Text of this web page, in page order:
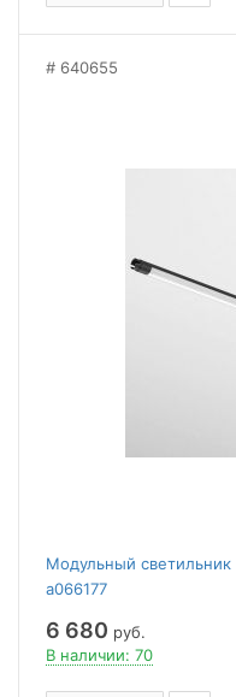
640655
Модульный
a066177
6 680 руб.
В наличии: 70